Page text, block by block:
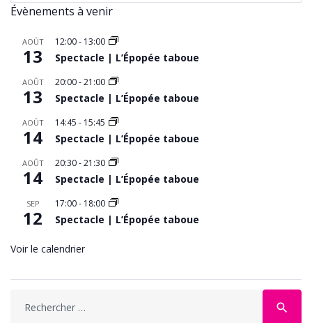
Évènements à venir
AOÛT
13
12:00- 13:00
Spectacle | L’Épopée taboue
AOÛT
13
20:00-21:00
Spectacle | L’Épopée taboue
AOÛT
14
14:45 - 15:45
Spectacle | L’Épopée taboue
AOÛT
14
20:30-21:30
Spectacle | L’Épopée taboue
SEP
12
17:00- 18:00
Spectacle | L’Épopée taboue
Voir le calendrier
search